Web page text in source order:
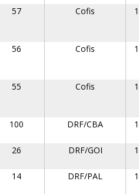
57 Cofis
56 Cofis
55 Cofis
100 DRF/CBA
26 DRF/GOI
14 DRF/PAL